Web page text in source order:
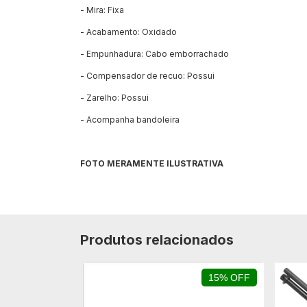
- Mira: Fixa
- Acabamento: Oxidado
- Empunhadura: Cabo emborrachado
- Compensador de recuo: Possui
- Zarelho: Possui
- Acompanha bandoleira
FOTO MERAMENTE ILUSTRATIVA
Produtos relacionados
15% OFF